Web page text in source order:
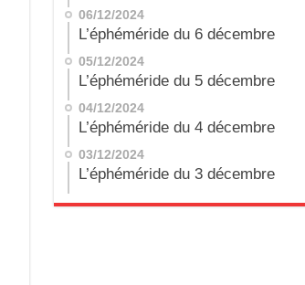
06/12/2024
L’éphéméride du 6 décembre
05/12/2024
L’éphéméride du 5 décembre
04/12/2024
L’éphéméride du 4 décembre
03/12/2024
L’éphéméride du 3 décembre